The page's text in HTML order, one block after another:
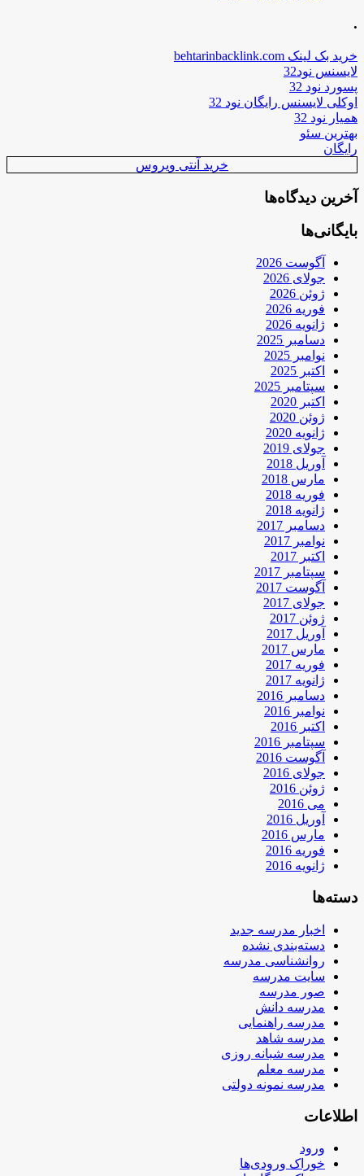
.
خرید بک لینک behtarinbacklink.com
لایسنس نود32
پسورد نود 32
اوکلی لایسنس رایگان نود 32
همیار نود 32
بهترین سئو
رایگان
خرید آنتی ویروس
آخرین دیدگاه‌ها
بایگانی‌ها
آگوست 2026
جولای 2026
ژوئن 2026
فوریه 2026
ژانویه 2026
دسامبر 2025
نوامبر 2025
اکتبر 2025
سپتامبر 2025
اکتبر 2020
ژوئن 2020
ژانویه 2020
جولای 2019
آوریل 2018
مارس 2018
فوریه 2018
ژانویه 2018
دسامبر 2017
نوامبر 2017
اکتبر 2017
سپتامبر 2017
آگوست 2017
جولای 2017
ژوئن 2017
آوریل 2017
مارس 2017
فوریه 2017
ژانویه 2017
دسامبر 2016
نوامبر 2016
اکتبر 2016
سپتامبر 2016
آگوست 2016
جولای 2016
ژوئن 2016
می 2016
آوریل 2016
مارس 2016
فوریه 2016
ژانویه 2016
دسته‌ها
اخبار مدرسه جدید
دسته‌بندی نشده
روانشناسی مدرسه
سایت مدرسه
صور مدرسه
مدرسه دانش
مدرسه راهنمایی
مدرسه شاهد
مدرسه شبانه روزی
مدرسه معلم
مدرسه نمونه دولتی
اطلاعات
ورود
خوراک ورودی‌ها